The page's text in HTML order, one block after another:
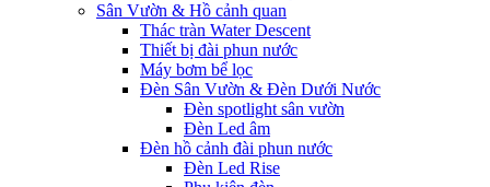
Sân Vườn & Hồ cảnh quan
Thác tràn Water Descent
Thiết bị đài phun nước
Máy bơm bể lọc
Đèn Sân Vườn & Đèn Dưới Nước
Đèn spotlight sân vườn
Đèn Led âm
Đèn hồ cảnh đài phun nước
Đèn Led Rise